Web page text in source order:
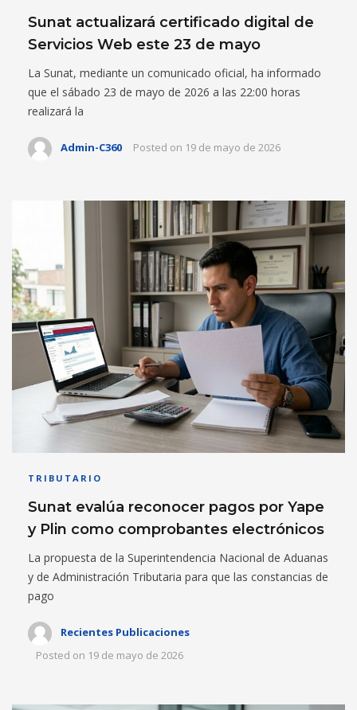
Sunat actualizará certificado digital de
Servicios Web este 23 de mayo
La Sunat, mediante un comunicado oficial, ha informado
que el sábado 23 de mayo de 2026 a las 22:00 horas
realizará la
Admin-C360 Posted on 19 de mayo de 2026
TRIBUTARIO
Sunat evalúa reconocer pagos por Yape
y Plin como comprobantes electrónicos
La propuesta de la Superintendencia Nacional de Aduanas
y de Administración Tributaria para que las constancias de
pago
Recientes Publicaciones
Posted on 19 de mayo de 2026